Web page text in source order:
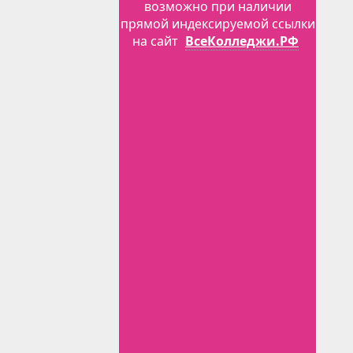
возможно при наличии
прямой индексируемой ссылки
на сайт ВсеКолледжи.РФ